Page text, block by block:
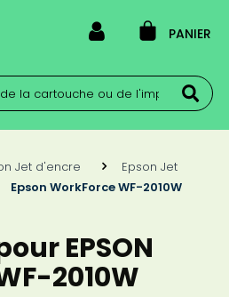
PANIER
Jet d'encre
Epson Jet
Epson WorkForce WF-2010W
EPSON
2010W